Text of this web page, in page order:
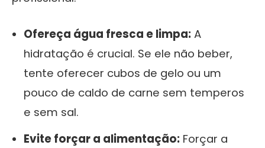
Ofereça água fresca e limpa: A
hidratação é crucial. Se ele não beber,
tente oferecer cubos de gelo ou um
pouco de caldo de carne sem temperos
e sem sal.
Evite forçar a alimentação: Forçar a